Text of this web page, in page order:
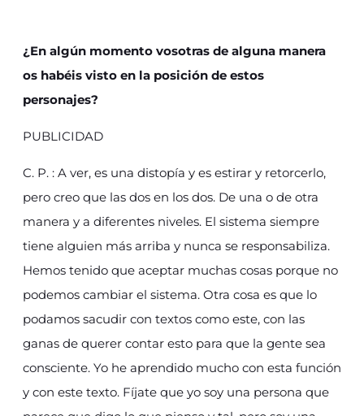
¿En algún momento vosotras de alguna manera
os habéis visto en la posición de estos
personajes?
PUBLICIDAD
C. P. : A ver, es una distopía y es estirar y retorcerlo,
pero creo que las dos en los dos. De una o de otra
manera y a diferentes niveles. El sistema siempre
tiene alguien más arriba y nunca se responsabiliza.
Hemos tenido que aceptar muchas cosas porque no
podemos cambiar el sistema. Otra cosa es que lo
podamos sacudir con textos como este, con las
ganas de querer contar esto para que la gente sea
consciente. Yo he aprendido mucho con esta función
y con este texto. Fíjate que yo soy una persona que